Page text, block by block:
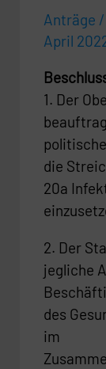
Anträge
April
1. Der
die
20a
2. Der
jegliche
des
im
Leipzig
im
Maße
sichern